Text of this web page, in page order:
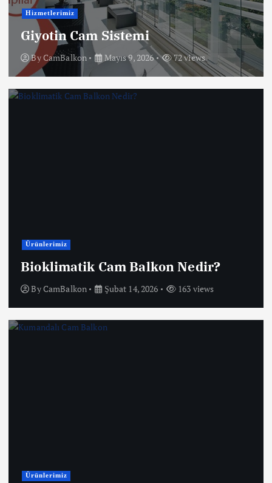
Hizmetlerimiz
Giyotin Cam Sistemi
ByCamBalkon Mayıs 9, 2026 72 views
Ürünlerimiz
Bioklimatik Cam Balkon Nedir?
ByCamBalkon Şubat 14, 2026 163 views
Ürünlerimiz